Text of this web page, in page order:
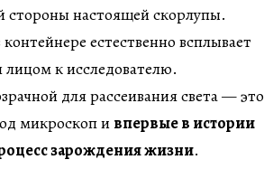
стороны настоящей скорлупы.
естественно всплывает
лицом к исследователю.
для рассеивания света — это
микроскоп и впервые в истории
зарождения жизни.